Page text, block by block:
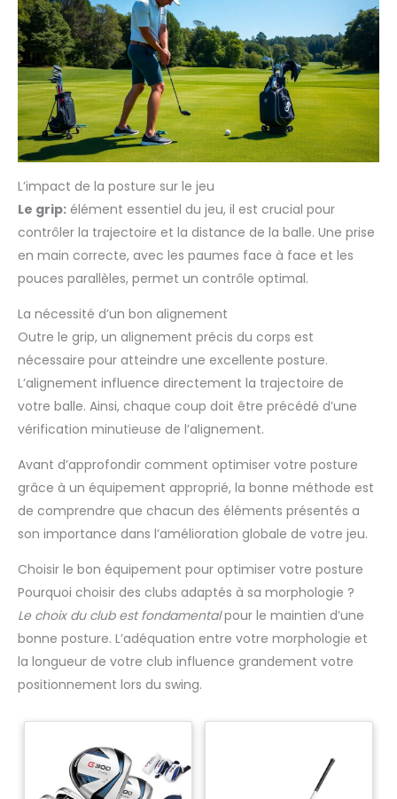
L’impact de la posture sur le jeu
Le grip: élément essentiel du jeu, il est crucial pour
contrôler la trajectoire et la distance de la balle. Une prise
en main correcte, avec les paumes face à face et les
pouces parallèles, permet un contrôle optimal.
La nécessité d’un bon alignement
Outre le grip, un alignement précis du corps est
nécessaire pour atteindre une excellente posture.
L’alignement influence directement la trajectoire de
votre balle. Ainsi, chaque coup doit être précédé d’une
vérification minutieuse de l’alignement.
Avant d’approfondir comment optimiser votre posture
grâce à un équipement approprié, la bonne méthode est
de comprendre que chacun des éléments présentés a
son importance dans l’amélioration globale de votre jeu.
Choisir le bon équipement pour optimiser votre posture
Pourquoi choisir des clubs adaptés à sa morphologie ?
Le choix du club est fondamentalpour le maintien d’une
bonne posture. L’adéquation entre votre morphologie et
la longueur de votre club influence grandement votre
positionnement lors du swing.